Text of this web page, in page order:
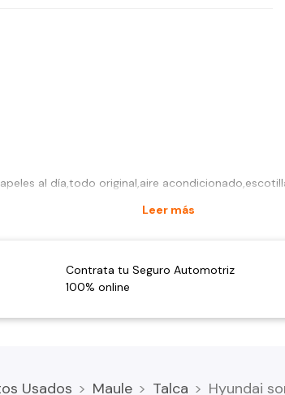
al día,todo original,aire
Leer más
Contrata tu Seguro Automotriz
100% online
Usados Maule Talca Hyundai